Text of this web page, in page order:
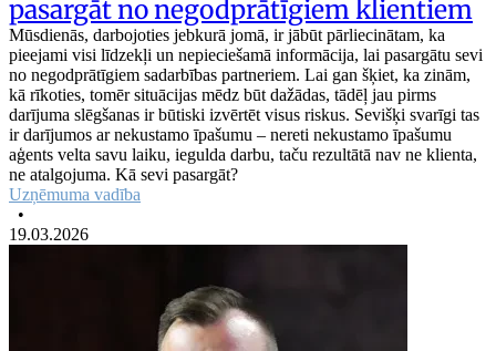
pasargāt no negodprātīgiem klientiem
Mūsdienās, darbojoties jebkurā jomā, ir jābūt pārliecinātam, ka
pieejami visi līdzekļi un nepieciešamā informācija, lai pasargātu sevi
no negodprātīgiem sadarbības partneriem. Lai gan šķiet, ka zinām,
kā rīkoties, tomēr situācijas mēdz būt dažādas, tādēļ jau pirms
darījuma slēgšanas ir būtiski izvērtēt visus riskus. Sevišķi svarīgi tas
ir darījumos ar nekustamo īpašumu – nereti nekustamo īpašumu
aģents velta savu laiku, iegulda darbu, taču rezultātā nav ne klienta,
ne atalgojuma. Kā sevi pasargāt?
Uzņēmuma vadība
•
19.03.2026